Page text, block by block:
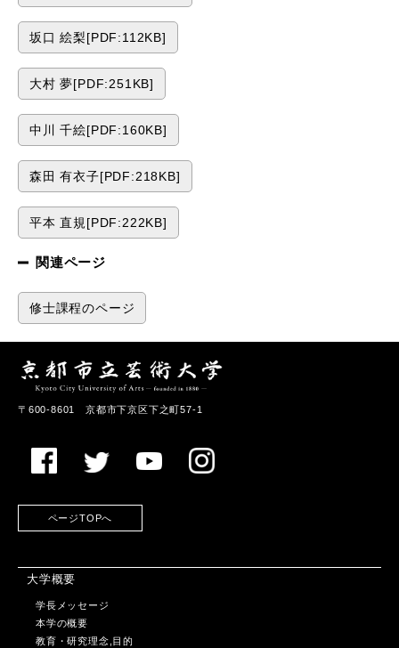
坂口 絵梨[PDF:112KB]
大村 夢[PDF:251KB]
中川 千絵[PDF:160KB]
森田 有衣子[PDF:218KB]
平本 直規[PDF:222KB]
関連ページ
修士課程のページ
〒600-8601 京都市下京区下之町57-1
ページTOPへ
大学概要
学長メッセージ
本学の概要
教育・研究理念,目的